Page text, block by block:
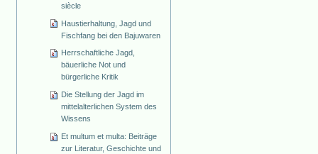
siècle
Haustierhaltung, Jagd und
Fischfang bei den Bajuwaren
Herrschaftliche Jagd,
bäuerliche Not und
bürgerliche Kritik
Die Stellung der Jagd im
mittelalterlichen System des
Wissens
Et multum et multa: Beiträge
zur Literatur, Geschichte und